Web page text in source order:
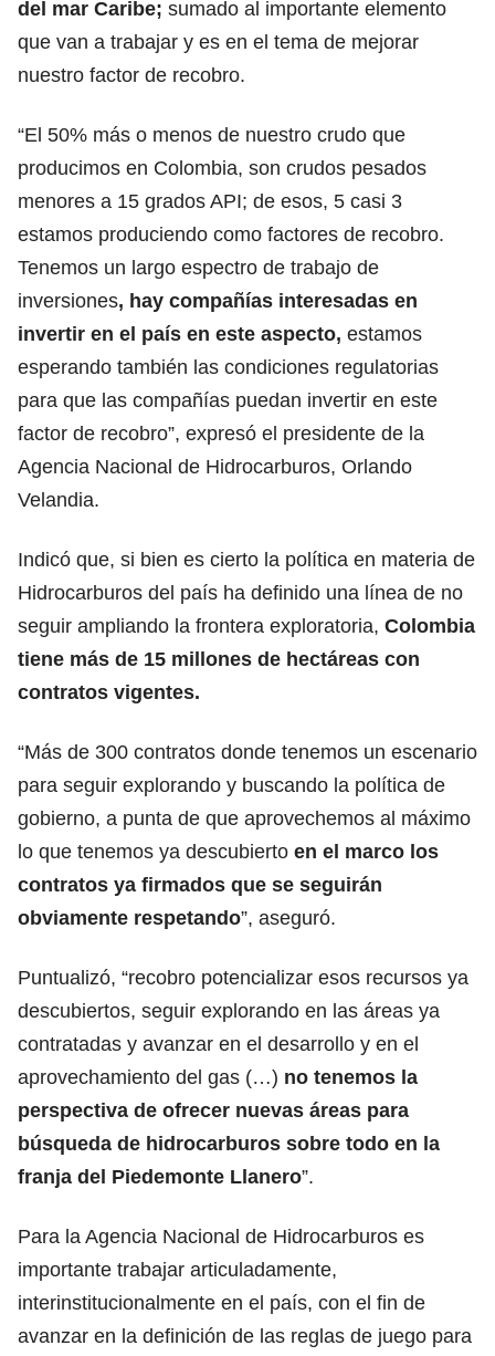
del mar Caribe; sumado al importante elemento
que van a trabajar y es en el tema de mejorar
nuestro factor de recobro.
“El 50% más o menos de nuestro crudo que
producimos en Colombia, son crudos pesados
menores a 15 grados API; de esos, 5 casi 3
estamos produciendo como factores de recobro.
Tenemos un largo espectro de trabajo de
inversiones, hay compañías interesadas en
invertir en el país en este aspecto, estamos
esperando también las condiciones regulatorias
para que las compañías puedan invertir en este
factor de recobro”, expresó el presidente de la
Agencia Nacional de Hidrocarburos, Orlando
Velandia.
Indicó que, si bien es cierto la política en materia de
Hidrocarburos del país ha definido una línea de no
seguir ampliando la frontera exploratoria, Colombia
tiene más de 15 millones de hectáreas con
contratos vigentes.
“Más de 300 contratos donde tenemos un escenario
para seguir explorando y buscando la política de
gobierno, a punta de que aprovechemos al máximo
lo que tenemos ya descubierto en el marco los
contratos ya firmados que se seguirán
obviamente respetando”, aseguró.
Puntualizó, “recobro potencializar esos recursos ya
descubiertos, seguir explorando en las áreas ya
contratadas y avanzar en el desarrollo y en el
aprovechamiento del gas (…) no tenemos la
perspectiva de ofrecer nuevas áreas para
búsqueda de hidrocarburos sobre todo en la
franja del Piedemonte Llanero”.
Para la Agencia Nacional de Hidrocarburos es
importante trabajar articuladamente,
interinstitucionalmente en el país, con el fin de
avanzar en la definición de las reglas de juego para